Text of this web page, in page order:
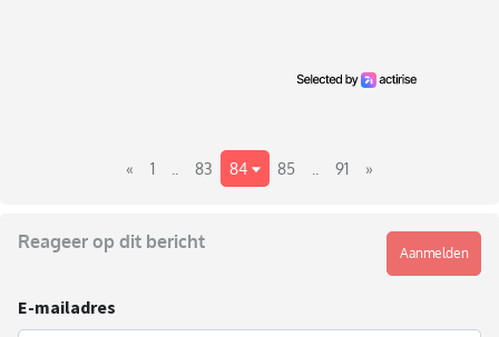
« 1 83 84 85 91 »
Reageer op dit bericht
Aanmelden
E-mailadres